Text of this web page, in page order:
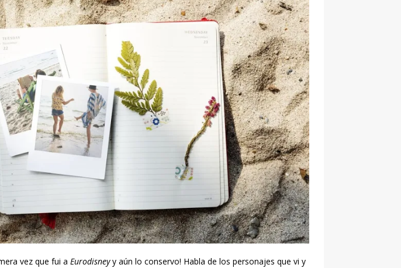
vez que fui a Eurodisneyy aún lo conservo! Habla de los personajes que vi y